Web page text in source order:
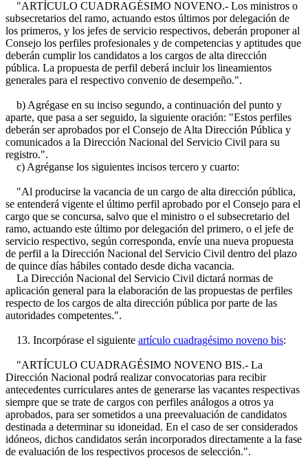
"ARTÍCULO CUADRAGÉSIMO NOVENO.- Los ministros o
subsecretarios del ramo, actuando estos últimos por delegación de
los primeros, y los jefes de servicio respectivos, deberán proponer al
Consejo los perfiles profesionales y de competencias y aptitudes que
deberán cumplir los candidatos a los cargos de alta dirección
pública. La propuesta de perfil deberá incluir los lineamientos
generales para el respectivo convenio de desempeño.".
b) Agrégase en su inciso segundo, a continuación del punto y
aparte, que pasa a ser seguido, la siguiente oración: "Estos perfiles
deberán ser aprobados por el Consejo de Alta Dirección Pública y
comunicados a la Dirección Nacional del Servicio Civil para su
registro.".
c) Agréganse los siguientes incisos tercero y cuarto:
"Al producirse la vacancia de un cargo de alta dirección pública,
se entenderá vigente el último perfil aprobado por el Consejo para el
cargo que se concursa, salvo que el ministro o el subsecretario del
ramo, actuando este último por delegación del primero, o el jefe de
servicio respectivo, según corresponda, envíe una nueva propuesta
de perfil a la Dirección Nacional del Servicio Civil dentro del plazo
de quince días hábiles contado desde dicha vacancia.
La Dirección Nacional del Servicio Civil dictará normas de
aplicación general para la elaboración de las propuestas de perfiles
respecto de los cargos de alta dirección pública por parte de las
autoridades competentes.".
13. Incorpórase el siguiente artículo cuadragésimo noveno bis:
"ARTÍCULO CUADRAGÉSIMO NOVENO BIS.- La
Dirección Nacional podrá realizar convocatorias para recibir
antecedentes curriculares antes de generarse las vacantes respectivas
siempre que se trate de cargos con perfiles análogos a otros ya
aprobados, para ser sometidos a una preevaluación de candidatos
destinada a determinar su idoneidad. En el caso de ser considerados
idóneos, dichos candidatos serán incorporados directamente a la fase
de evaluación de los respectivos procesos de selección.".